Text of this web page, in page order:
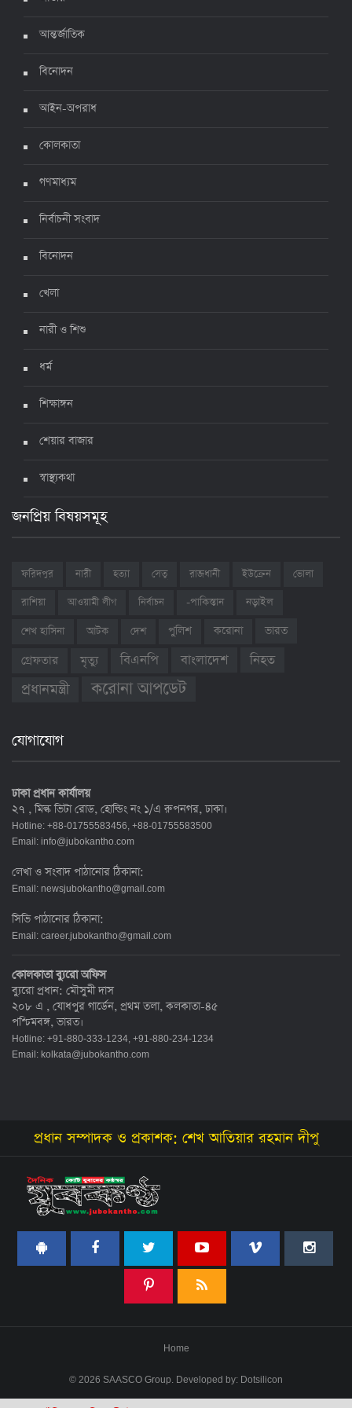
ঊর্ধ্বগতিতে সংক্রমণ, স্বাস্থ্যবিধিতে উদাসীনতা
আন্তর্জাতিক
বিনোদন
আইন-অপরাধ
কোলকাতা
গণমাধ্যম
নির্বাচনী সংবাদ
বিনোদন
খেলা
নারী ও শিশু
ধর্ম
শিক্ষাঙ্গন
শেয়ার বাজার
স্বাস্থ্যকথা
জনপ্রিয় বিষয়সমূহ
ফরিদপুর নারী হত্যা সেতু রাজধানী ইউক্রেন
ভোলা
রাশিয়া
আওয়ামী লীগ নির্বাচন -পাকিস্তান নড়াইল
শেখ হাসিনা আটক দেশ পুলিশ করোনা
ভারত
গ্রেফতার
মৃত্যু বিএনপি বাংলাদেশ নিহত
প্রধানমন্ত্রী করোনা আপডেট
যোগাযোগ
ঢাকা প্রধান কার্যালয়
২৭ , মিল্ক ভিটা রোড, হোল্ডিং নং ১/এ রুপনগর, ঢাকা।
Hotline: +88-01755583456, +88-01755583500
Email: info@jubokantho.com
লেখা ও সংবাদ পাঠানোর ঠিকানা:
Email: newsjubokantho@gmail.com
সিভি পাঠানোর ঠিকানা:
Email: career.jubokantho@gmail.com
কোলকাতা ব্যুরো অফিস
ব্যুরো প্রধান: মৌসুমী দাস
২০৮ এ , যোধপুর গার্ডেন, প্রথম তলা, কলকাতা-৪৫
পশ্চিমবঙ্গ, ভারত।
Hotline: +91-880-333-1234, +91-880-234-1234
Email: kolkata@jubokantho.com
প্রধান সম্পাদক ও প্রকাশক: শেখ আতিয়ার রহমান দীপু
Home
© 2026 SAASCO Group. Developed by: Dotsilicon